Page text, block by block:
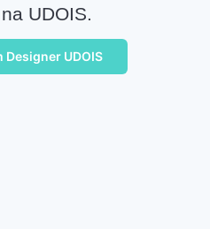
UDOIS.
Designer UDOIS